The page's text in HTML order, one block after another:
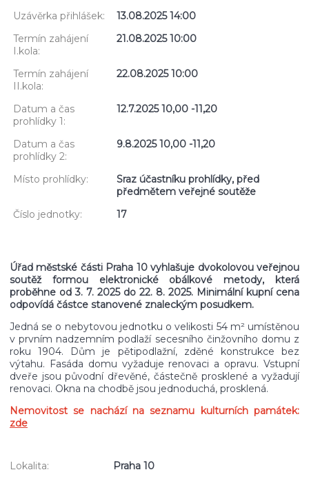
Uzávěrka přihlášek:
13.08.2025 14:00
Termín zahájení
I.kola:
21.08.2025 10:00
Termín zahájení
II.kola:
22.08.2025 10:00
Datum a čas
prohlídky 1:
12.7.2025 10,00 -11,20
Datum a čas
prohlídky 2:
9.8.2025 10,00 -11,20
Místo prohlídky:
Sraz účastníku prohlídky, před
předmětem veřejné soutěže
Číslo jednotky:
17
Úřad městské části Praha 10 vyhlašuje dvokolovou veřejnou
soutěž formou elektronické obálkové metody, která
proběhne od 3. 7. 2025 do 22. 8. 2025. Minimální kupní cena
odpovídá částce stanovené znaleckým posudkem.
Jedná se o nebytovou jednotku o velikosti 54 m² umístěnou
v prvním nadzemním podlaží secesního činžovního domu z
roku 1904. Dům je pětipodlažní, zděné konstrukce bez
výtahu. Fasáda domu vyžaduje renovaci a opravu. Vstupní
dveře jsou původní dřevěné, částečně prosklené a vyžadují
renovaci. Okna na chodbě jsou jednoduchá, prosklená.
Nemovitost se nachází na seznamu kulturních památek:
zde
Lokalita:
Praha 10